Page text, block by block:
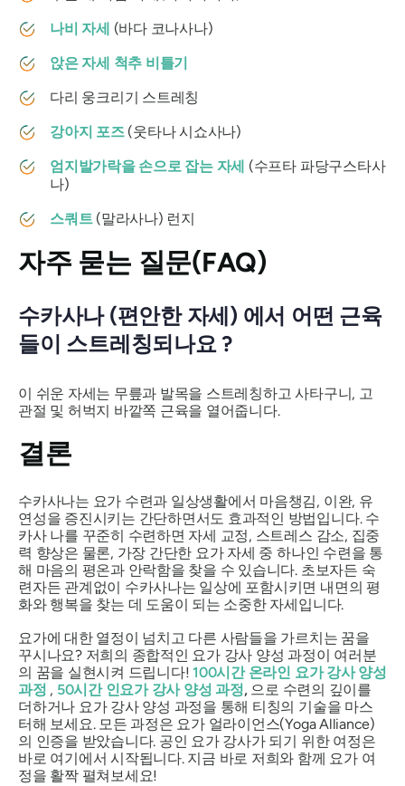
나비 자세 (바다 코나사나)
앉은 자세 척추 비틀기
다리 웅크리기 스트레칭
강아지 포즈(웃타나 시쇼사나)
엄지발가락을 손으로 잡는 자세 (수프타 파당구스타사
나)
스쿼트(말라사나) 런지
자주 묻는 질문(FAQ)
수카사나 (편안한 자세) 에서 어떤 근육
들이 스트레칭되나요 ?
이 쉬운 자세는 무릎과 발목을 스트레칭하고 사타구니, 고
관절 및 허벅지 바깥쪽 근육을 열어줍니다.
결론
수카사나는 요가 수련과 일상생활에서 마음챙김, 이완, 유
연성을 증진시키는 간단하면서도 효과적인 방법입니다. 수
카사나를 꾸준히 수련하면 자세 교정, 스트레스 감소, 집중
력 향상은 물론, 가장 간단한 요가 자세 중 하나인 수련을 통
해 마음의 평온과 안락함을 찾을 수 있습니다. 초보자든 숙
련자든 관계없이 수카사나는 일상에 포함시키면 내면의 평
화와 행복을 찾는 데 도움이 되는 소중한 자세입니다.
요가에 대한 열정이 넘치고 다른 사람들을 가르치는 꿈을
꾸시나요? 저희의 종합적인 요가 강사 양성 과정이 여러분
의 꿈을 실현시켜 드립니다!100시간 온라인 요가 강사 양성
과정 , 50시간 인요가 강사 양성 과정,으로 수련의 깊이를
더하거나 요가 강사 양성 과정을 통해 티칭의 기술을 마스
터해 보세요. 모든 과정은 요가 얼라이언스(Yoga Alliance)
의 인증을 받았습니다. 공인 요가 강사가 되기 위한 여정은
바로 여기에서 시작됩니다. 지금 바로 저희와 함께 요가 여
정을 활짝 펼쳐보세요!